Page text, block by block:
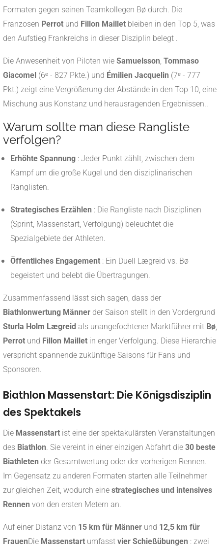
Formaten gegen seinen Teamkollegen Bø durch. Die
Franzosen Perrot und Fillon Maillet bleiben in den Top 5, was
den Aufstieg Frankreichs in dieser Disziplin belegt .
Die Anwesenheit von Piloten wie Samuelsson, Tommaso
Giacomel (6ᵉ - 827 Pkte.) und Émilien Jacquelin (7ᵉ - 777
Pkt.) zeigt eine Vergrößerung der Abstände in den Top 10, eine
Mischung aus Konstanz und herausragenden Ergebnissen..
Warum sollte man diese Rangliste
verfolgen?
Erhöhte Spannung : Jeder Punkt zählt, zwischen dem
Kampf um die große Kugel und den disziplinarischen
Ranglisten.
Strategisches Erzählen : Die Rangliste nach Disziplinen
(Sprint, Massenstart, Verfolgung) beleuchtet die
Spezialgebiete der Athleten.
Öffentliches Engagement : Ein Duell Lægreid vs. Bø
begeistert und belebt die Übertragungen.
Zusammenfassend lässt sich sagen, dass der
Biathlonwertung Männer der Saison stellt in den Vordergrund
Sturla Holm Lægreid als unangefochtener Marktführer mit Bø,
Perrot und Fillon Maillet in enger Verfolgung. Diese Hierarchie
verspricht spannende zukünftige Saisons für Fans und
Sponsoren.
Biathlon Massenstart: Die Königsdisziplin
des Spektakels
Die Massenstart ist eine der spektakulärsten Veranstaltungen
des Biathlon. Sie vereint in einer einzigen Abfahrt die 30 beste
Biathleten der Gesamtwertung oder der vorherigen Rennen.
Im Gegensatz zu anderen Formaten starten alle Teilnehmer
zur gleichen Zeit, wodurch eine strategisches und intensives
Rennen von den ersten Metern an.
Auf einer Distanz von 15 km für Männer und 12,5 km für
FrauenDie Massenstart umfasst vier Schießübungen : zwei